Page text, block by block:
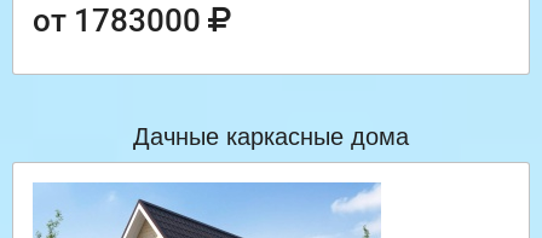
от 1783000
Дачные каркасные дома